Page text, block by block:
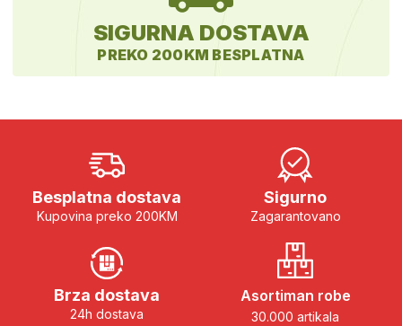
SIGURNA DOSTAVA
PREKO 200KM BESPLATNA
Besplatna dostava
Kupovina preko 200KM
Sigurno
Zagarantovano
Brza dostava
24h dostava
Asortiman robe
30.000 artikala